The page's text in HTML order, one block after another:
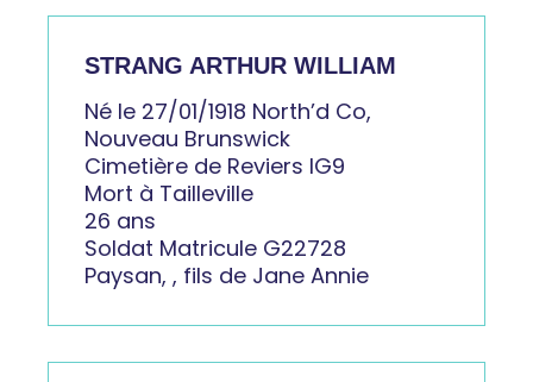
STRANG ARTHUR WILLIAM
Né le 27/01/1918 North’d Co,
Nouveau Brunswick
Cimetière de Reviers IG9
Mort à Tailleville
26 ans
Soldat Matricule G22728
Paysan, , fils de Jane Annie